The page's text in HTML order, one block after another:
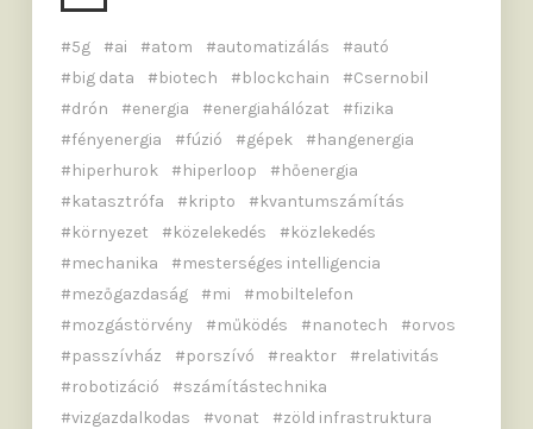
5g ai atom automatizálás
autó
big data
biotech blockchain
Csernobil
drón
energia energiahálózat
fizika
fényenergia
fúzió gépek
hangenergia
hiperhurok
hiperloop
hőenergia
katasztrófa
kripto
kvantumszámítás
környezet
közelekedés
közlekedés
mechanika
mesterséges intelligencia
mezőgazdaság
mi
mobiltelefon
mozgástörvény
működés nanotech
orvos
passzívház
porszívó reaktor
relativitás
robotizáció
számítástechnika
vizgazdalkodas
vonat
zöld infrastruktura